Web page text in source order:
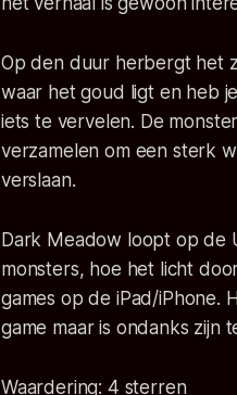
Op den duur herbergt het
waar het goud ligt en heb
iets te vervelen. De
verzamelen om een sterk
verslaan.
Dark Meadow loopt op de
monsters, hoe het licht
games op de iPad/iPhone.
game maar is ondanks
Waardering: 4 sterren